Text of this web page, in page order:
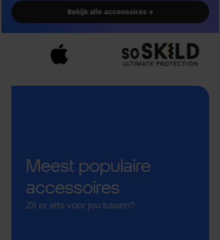
Bekijk alle accessoires →
Meest populaire
accessoires
Zit er iets voor jou tussen?